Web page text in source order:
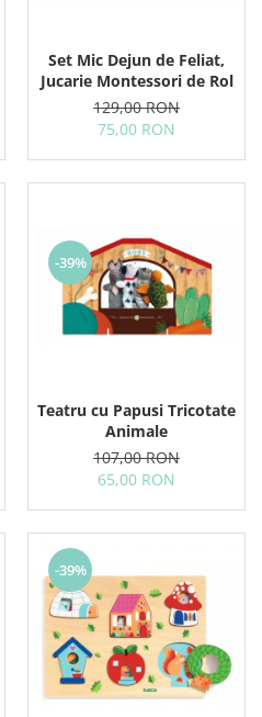
Set Mic Dejun de Feliat,
Jucarie Montessori de Rol
129,00 RON
75,00 RON
-39%
Teatru cu Papusi Tricotate
Animale
107,00 RON
65,00 RON
-39%